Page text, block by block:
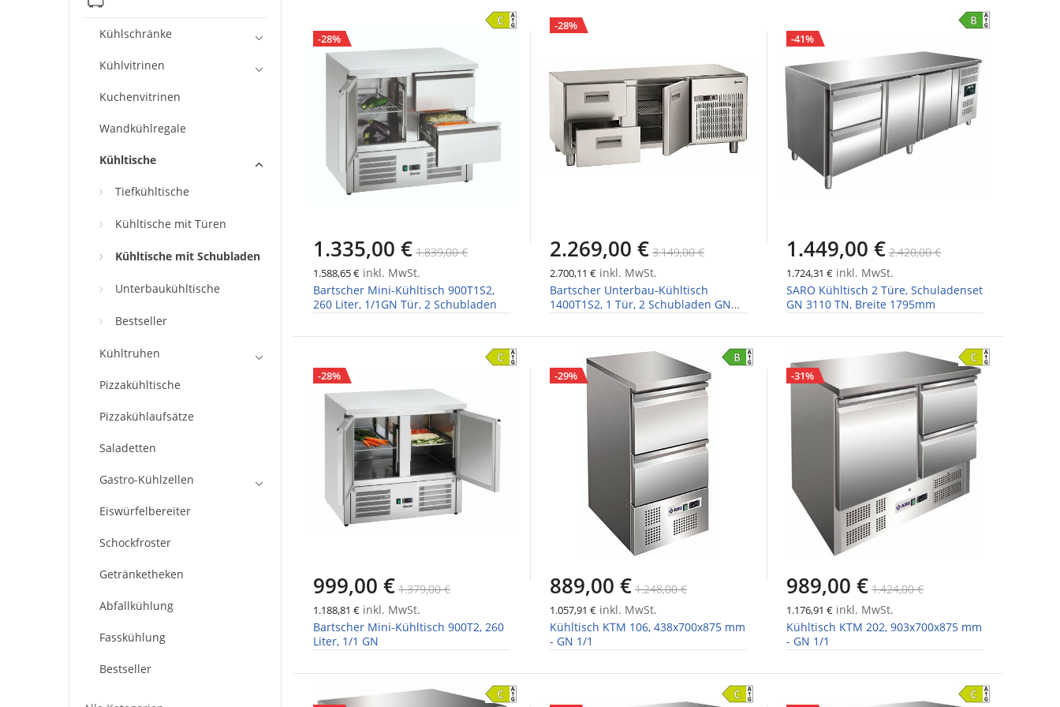
-28%
1.335,00 € 1.839,00 €
1.588,65 € inkl. MwSt.
Bartscher Mini-Kühltisch 900T1S2,
260 Liter, 1/1GN Tür, 2 Schubladen
-28%
2.269,00 € 3.149,00 €
2.700,11 €inkl. MwSt.
Bartscher Unterbau-Kühltisch
1400T1S2, 1 Tür, 2 Schubladen GN
-41%
1.449,00 € 2.420,00 €
1.724,31 €inkl. MwSt.
SARO Kühltisch 2 Türe, Schuladenset
GN 3110 TN, Breite 1795mm
-28%
999,00 € 1.379,00 €
1.188,81 € inkl. MwSt.
Bartscher Mini-Kühltisch 900T2, 260
Liter, 1/1 GN
-29%
889,00 € 1.248,00 €
1.057,91 €inkl. MwSt.
Kühltisch KTM 106, 438x700x875 mm
- GN 1/1
-31%
989,00 € 1.424,00 €
1.176,91 €inkl. MwSt.
Kühltisch KTM 202, 903x700x875 mm
- GN 1/1
Kühlschränke
Kühlvitrinen
Kuchenvitrinen
Wandkühlregale
Kühltische
Tiefkühltische
Kühltische mit Türen
Kühltische mit Schubladen
Unterbaukühltische
Bestseller
Kühltruhen
Pizzakühltische
Pizzakühlaufsätze
Saladetten
Gastro-Kühlzellen
Eiswürfelbereiter
Schockfroster
Getränketheken
Abfallkühlung
Fasskühlung
Bestseller